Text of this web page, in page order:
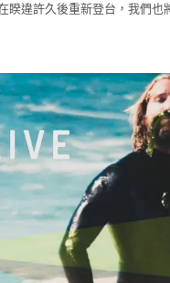
睽違許久後重新登台，我們也